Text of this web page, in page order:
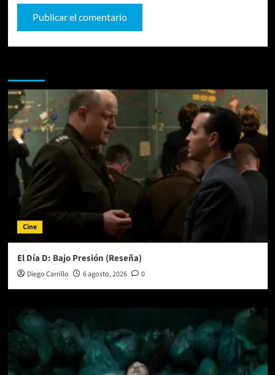
Cine
El Día D: Bajo Presión (Reseña)
Diego Carrillo 6 agosto, 2026 0